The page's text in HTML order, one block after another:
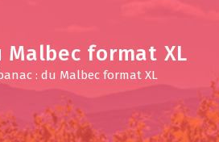
Malbec format XL
: du Malbec format XL